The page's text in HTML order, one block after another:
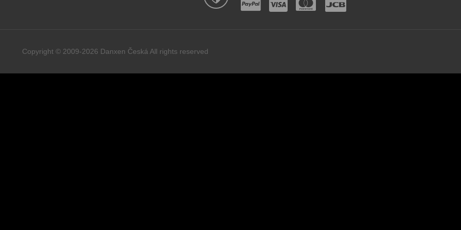
Copyright © 2009-2026 Danxen Česká All rights reserved